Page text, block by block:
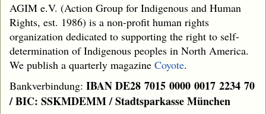
AGIM e.V. (Action Group for Indigenous and Human
Rights, est. 1986) is a non-profit human rights
organization dedicated to supporting the right to self-
determination of Indigenous peoples in North America.
We publish a quarterly magazine Coyote.
Bankverbindung: IBAN DE28 7015 0000 0017 2234 70
/ BIC: SSKMDEMM / Stadtsparkasse München